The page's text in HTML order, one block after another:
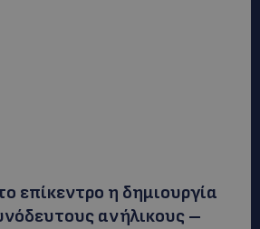
επίκεντρο η δημιουργία
ανήλικους –